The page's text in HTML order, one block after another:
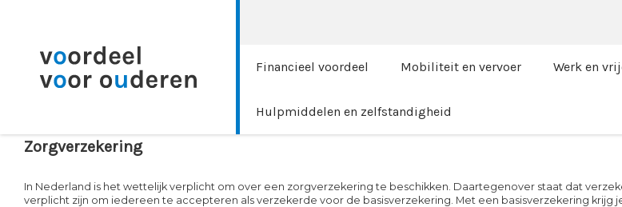
Financieel voordeel Mobiliteit en vervoer Werk en
Hulpmiddelen en zelfstandigheid
Zorgverzekering
In Nederland is het wettelijk verplicht om over een zorgverzekering te beschikken. Daartegenover staat dat
verplicht zijn om iedereen te accepteren als verzekerde voor de basisverzekering. Met een basisverzekering krijg